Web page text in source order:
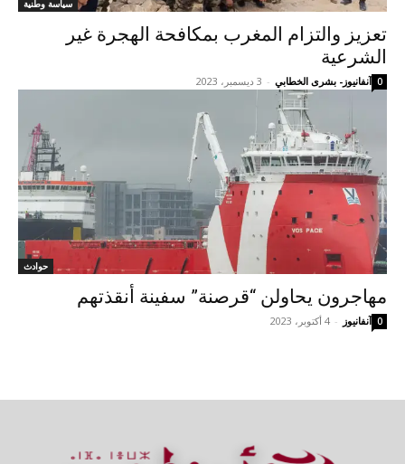
سياسة وطنية
تعزيز والتزام المغرب بمكافحة الهجرة غير
الشرعية
آنفانيوز- بشرى الخطابي - 3 ديسمبر، 2023 0
حوادث
مهاجرون يحاولن “قرصنة” سفينة أنقذتهم
آنفانيوز - 4 أكتوبر، 2023 0